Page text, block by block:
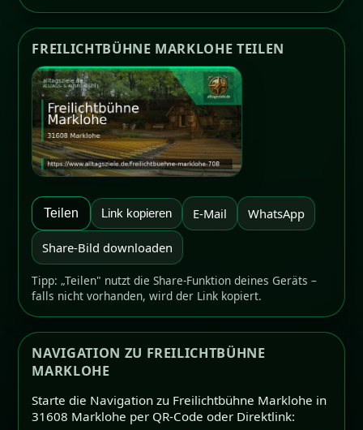
FREILICHTBÜHNE MARKLOHE TEILEN
Teilen Link kopieren E-Mail WhatsApp
Share-Bild downloaden
Tipp: „Teilen" nutzt die Share-Funktion deines Geräts –
falls nicht vorhanden, wird der Link kopiert.
NAVIGATION ZU FREILICHTBÜHNE
MARKLOHE
Starte die Navigation zu Freilichtbühne Marklohe in
31608 Marklohe per QR-Code oder Direktlink: